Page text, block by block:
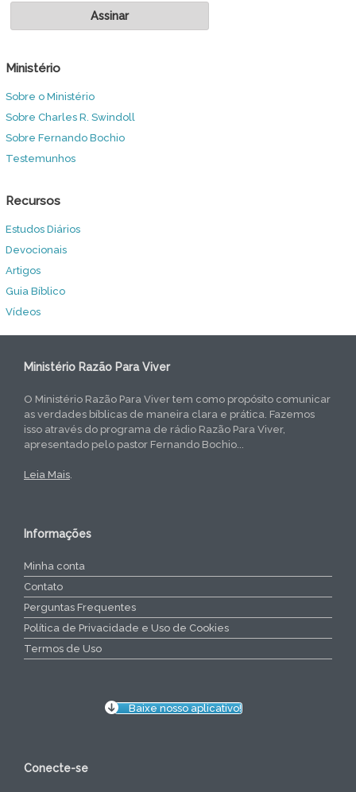
Ministério
Sobre o Ministério
Sobre Charles R. Swindoll
Sobre Fernando Bochio
Testemunhos
Recursos
Estudos Diários
Devocionais
Artigos
Guia Bíblico
Vídeos
Ministério Razão Para Viver
O Ministério Razão Para Viver tem como propósito comunicar
as verdades bíblicas de maneira clara e prática. Fazemos
isso através do programa de rádio Razão Para Viver,
apresentado pelo pastor Fernando Bochio...
Leia Mais.
Informações
Minha conta
Contato
Perguntas Frequentes
Política de Privacidade e Uso de Cookies
Termos de Uso
Baixe nosso aplicativo!
Conecte-se